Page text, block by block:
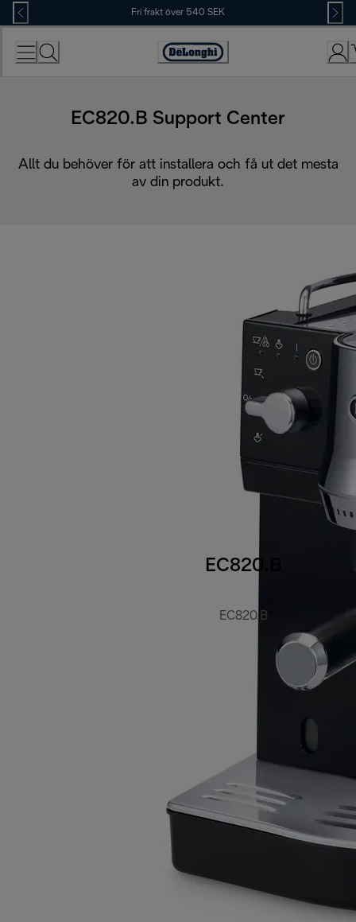
Skip
to
Content
Fri frakt över 540 SEK
Accessibility
EC820.B Support Center
Allt du behöver för att installera och få ut det mesta
av din produkt.
EC820.B
EC820.B